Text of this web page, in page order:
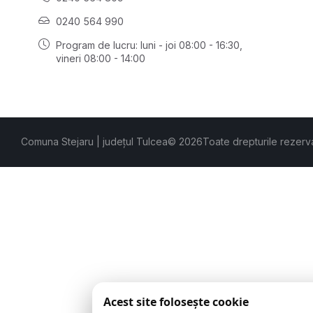
0240 564 990
Program de lucru: luni - joi 08:00 - 16:30,
vineri 08:00 - 14:00
Comuna Stejaru | județul Tulcea© 2026Toate drepturile
Acest site folosește cookie